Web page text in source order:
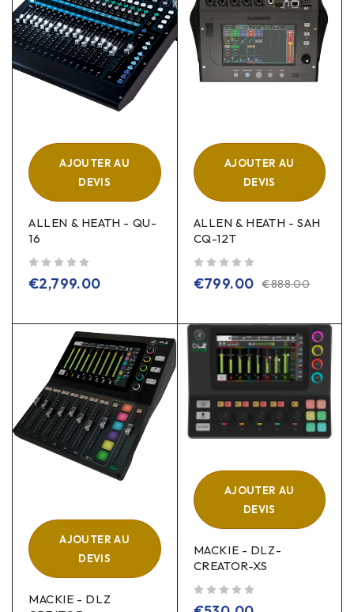
AJOUTER AU
DEVIS
ALLEN & HEATH - QU-
16
€2,799.00
AJOUTER AU
DEVIS
ALLEN & HEATH - SAH
CQ-12T
€888.00
€799.00
AJOUTER AU
DEVIS
MACKIE - DLZ
AJOUTER AU
DEVIS
MACKIE - DLZ-
CREATOR-XS